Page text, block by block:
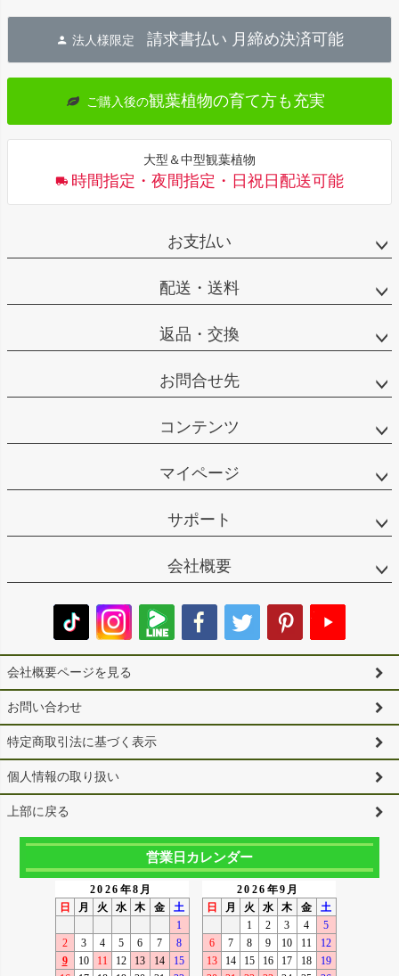
へ
法人様限定 請求書払い 月締め決済可能
ご購入後の観葉植物の育て方も充実
大型＆中型観葉植物
時間指定・夜間指定・日祝日配送可能
お支払い
配送・送料
返品・交換
お問合せ先
コンテンツ
マイページ
サポート
会社概要
会社概要ページを見る
お問い合わせ
特定商取引法に基づく表示
個人情報の取り扱い
上部に戻る
営業日カレンダー